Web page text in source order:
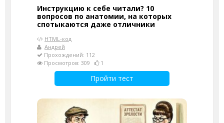
Инструкцию к себе читали? 10
вопросов по анатомии, на которых
спотыкаются даже отличники
HTML-код
Андрей
Прохождений: 112
Просмотров: 309
1
Пройти тест